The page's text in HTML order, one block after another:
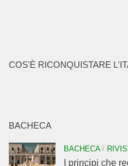
COS'È RICONQUISTARE
BACHECA
BACHECA/
I principi che